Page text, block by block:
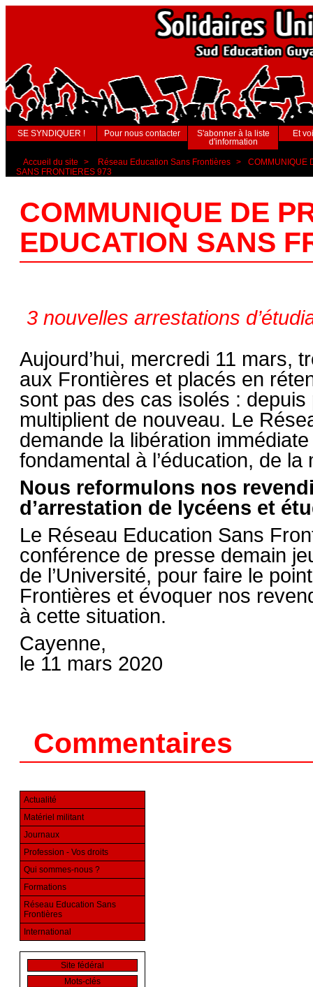
SE SYNDIQUER ! Pour nous contacter
S'abonner à la liste
d'information
Et
Accueil du site > Réseau Education Sans Frontières >
COMMUNIQUE
SANS FRONTIERES 973
COMMUNIQUE DE
EDUCATION SANS
3 nouvelles arrestations
Aujourd’hui, mercredi 11 mars,
aux Frontières et placés en
sont pas des cas isolés :
multiplient de nouveau. Le
demande la libération
fondamental à l’éducation, de la
Nous reformulons nos
d’arrestation de lycéens et
Le Réseau Education Sans
conférence de presse demain
de l’Université, pour faire le
Frontières et évoquer nos
à cette situation.
Cayenne,
le 11 mars 2020
Commentaires
Actualité
Matériel militant
Journaux
Profession - Vos droits
Qui sommes-nous ?
Formations
Réseau Education Sans
Frontières
International
Site fédéral
Mots-clés